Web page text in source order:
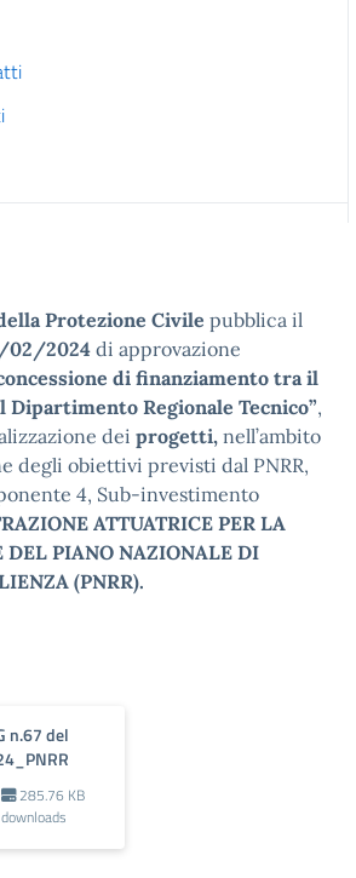
Protezione Civile pubblica il
02/2024 di approvazione
di finanziamento tra il
Dipartimento Regionale Tecnico”,
dei progetti, nell’ambito
degli obiettivi previsti dal PNRR,
4, Sub-investimento
ATTUATRICE PER LA
DEL PIANO NAZIONALE DI
(PNRR).
n.67 del
285.76 KB